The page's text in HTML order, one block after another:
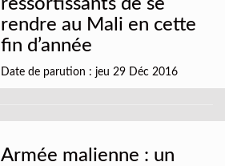
ressortissants de se
rendre au Mali en cette
fin d’année
Date de parution : jeu 29 Déc 2016
Armée malienne : un